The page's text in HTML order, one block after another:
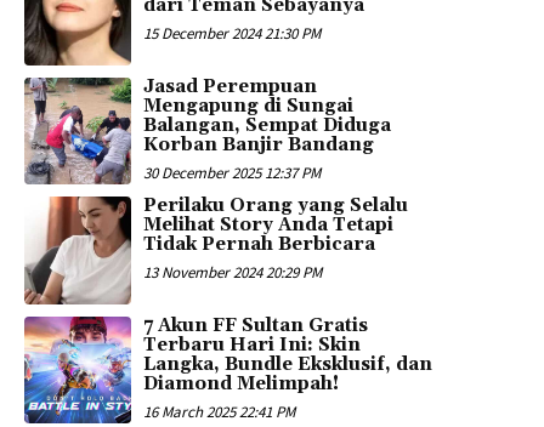
dari Teman Sebayanya
15 December 2024 21:30 PM
Jasad Perempuan
Mengapung di Sungai
Balangan, Sempat Diduga
Korban Banjir Bandang
30 December 2025 12:37 PM
Perilaku Orang yang Selalu
Melihat Story Anda Tetapi
Tidak Pernah Berbicara
13 November 2024 20:29 PM
7 Akun FF Sultan Gratis
Terbaru Hari Ini: Skin
Langka, Bundle Eksklusif, dan
Diamond Melimpah!
16 March 2025 22:41 PM